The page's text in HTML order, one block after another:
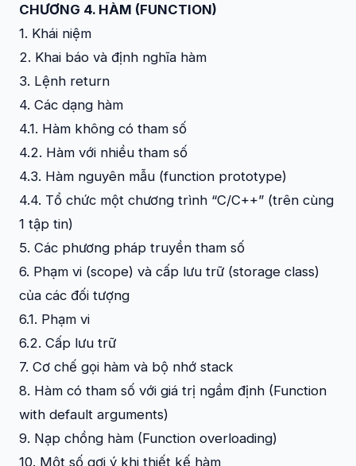
CHƯƠNG 4. HÀM (FUNCTION)
1. Khái niệm
2. Khai báo và định nghĩa hàm
3. Lệnh return
4. Các dạng hàm
4.1. Hàm không có tham số
4.2. Hàm với nhiều tham số
4.3. Hàm nguyên mẫu (function prototype)
4.4. Tổ chức một chương trình “C/C++” (trên cùng
1 tập tin)
5. Các phương pháp truyền tham số
6. Phạm vi (scope) và cấp lưu trữ (storage class)
của các đối tượng
6.1. Phạm vi
6.2. Cấp lưu trữ
7. Cơ chế gọi hàm và bộ nhớ stack
8. Hàm có tham số với giá trị ngầm định (Function
with default arguments)
9. Nạp chồng hàm (Function overloading)
10. Một số gợi ý khi thiết kế hàm